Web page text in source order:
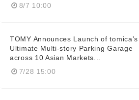
8/7 10:00
TOMY Announces Launch of tomica’s
Ultimate Multi-story Parking Garage
across 10 Asian Markets...
7/28 15:00